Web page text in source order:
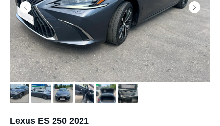
Lexus ES 250 2021